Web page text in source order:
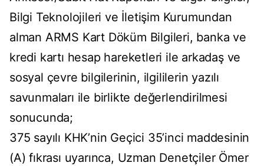
Bilgi Teknolojileri ve İletişim Kurumundan
alman ARMS Kart Döküm Bilgileri, banka ve
kredi kartı hesap hareketleri ile arkadaş ve
sosyal çevre bilgilerinin, ilgililerin yazılı
savunmaları ile birlikte değerlendirilmesi
sonucunda;
375 sayılı KHK’nin Geçici 35’inci maddesinin
(A) fıkrası uyarınca, Uzman Denetçiler Ömer